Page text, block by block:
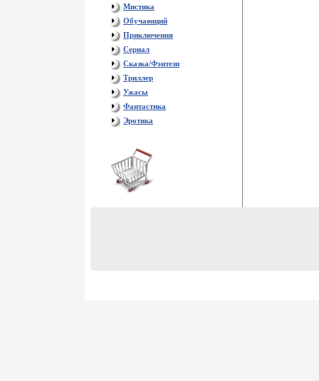
Мистика
Обучающий
Приключения
Сериал
Сказка/Фэнтези
Триллер
Ужасы
Фантастика
Эротика